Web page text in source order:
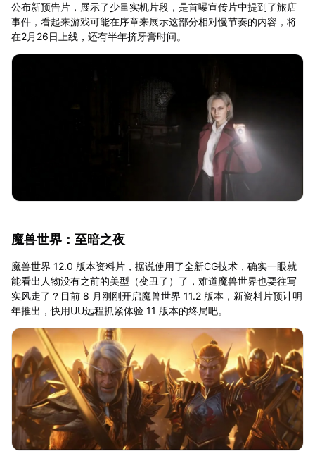
公布新预告片，展示了少量实机片段，是首曝宣传片中提到了旅店
事件，看起来游戏可能在序章来展示这部分相对慢节奏的内容，将
在2月26日上线，还有半年挤牙膏时间。
魔兽世界：至暗之夜
魔兽世界 12.0 版本资料片，据说使用了全新CG技术，确实一眼就
能看出人物没有之前的美型（变丑了）了，难道魔兽世界也要往写
实风走了？目前 8 月刚刚开启魔兽世界 11.2 版本，新资料片预计明
年推出，快用UU远程抓紧体验 11 版本的终局吧。